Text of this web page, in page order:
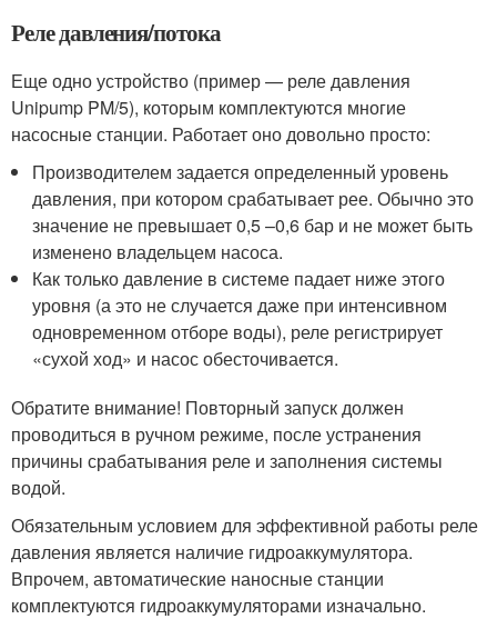
Реле давления/потока
Еще одно устройство (пример — реле давления
Unipump PM/5), которым комплектуются многие
насосные станции. Работает оно довольно просто:
Производителем задается определенный уровень
давления, при котором срабатывает рее. Обычно это
значение не превышает 0,5 –0,6 бар и не может быть
изменено владельцем насоса.
Как только давление в системе падает ниже этого
уровня (а это не случается даже при интенсивном
одновременном отборе воды), реле регистрирует
«сухой ход» и насос обесточивается.
Обратите внимание! Повторный запуск должен
проводиться в ручном режиме, после устранения
причины срабатывания реле и заполнения системы
водой.
Обязательным условием для эффективной работы реле
давления является наличие гидроаккумулятора.
Впрочем, автоматические наносные станции
комплектуются гидроаккумуляторами изначально.